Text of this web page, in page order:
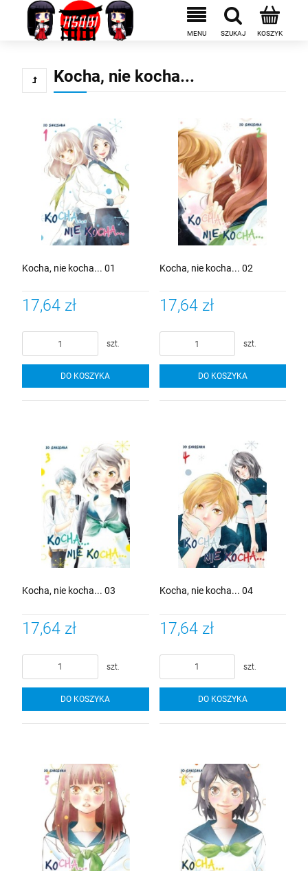
Kocha, nie kocha...
Kocha, nie kocha... 01
17,64 zł
szt.
DO KOSZYKA
Kocha, nie kocha... 02
17,64 zł
szt.
DO KOSZYKA
Kocha, nie kocha... 03
17,64 zł
szt.
DO KOSZYKA
Kocha, nie kocha... 04
17,64 zł
szt.
DO KOSZYKA